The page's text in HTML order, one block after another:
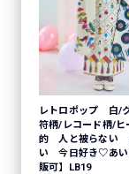
レトロポップ 白/
符柄/レコード柄/
的 人と被らない
い 今日好き♡あい
販可】LB19